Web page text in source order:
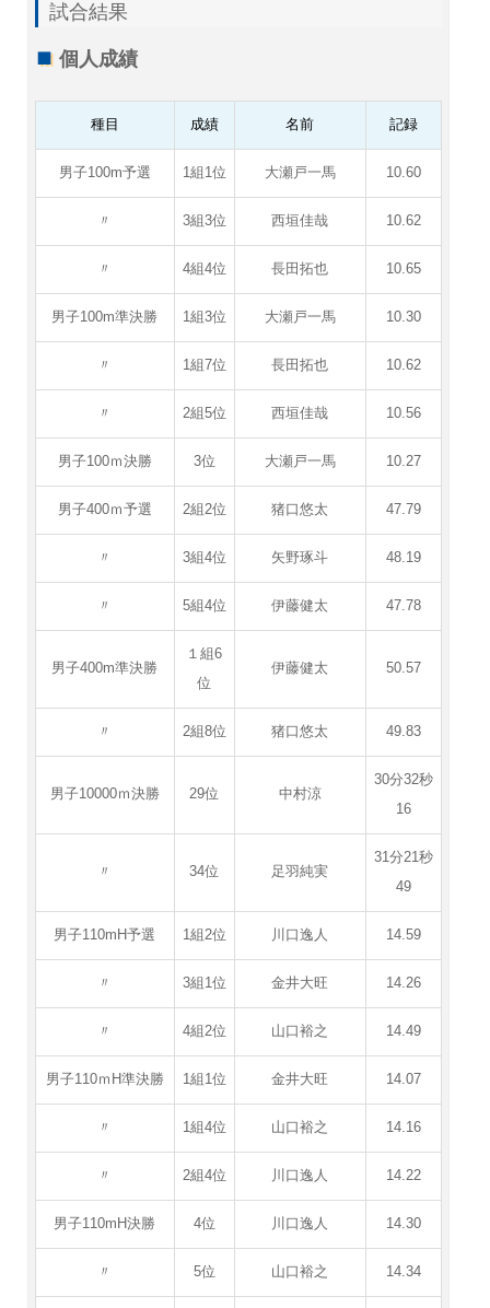
試合結果
個人成績
種目 成績 名前 記録
男子100m予選 1組1位 大瀬戸一馬 10.60
〃 3組3位 西垣佳哉 10.62
〃 4組4位 長田拓也 10.65
男子100m準決勝 1組3位 大瀬戸一馬 10.30
〃 1組7位 長田拓也 10.62
〃 2組5位 西垣佳哉 10.56
男子100ｍ決勝 3位 大瀬戸一馬 10.27
男子400ｍ予選 2組2位 猪口悠太 47.79
〃 3組4位 矢野琢斗 48.19
〃 5組4位 伊藤健太 47.78
男子400m準決勝
１組6
位
伊藤健太 50.57
〃 2組8位 猪口悠太 49.83
男子10000ｍ決勝 29位 中村涼
30分32秒
16
〃 34位 足羽純実
31分21秒
49
男子110mH予選 1組2位 川口逸人 14.59
〃 3組1位 金井大旺 14.26
〃 4組2位 山口裕之 14.49
男子110ｍH準決勝 1組1位 金井大旺 14.07
〃 1組4位 山口裕之 14.16
〃 2組4位 川口逸人 14.22
男子110mH決勝 4位 川口逸人 14.30
〃 5位 山口裕之 14.34